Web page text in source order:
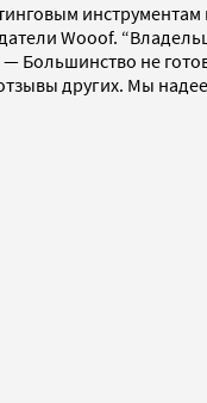
Wooof.
Большинство не
других. Мы